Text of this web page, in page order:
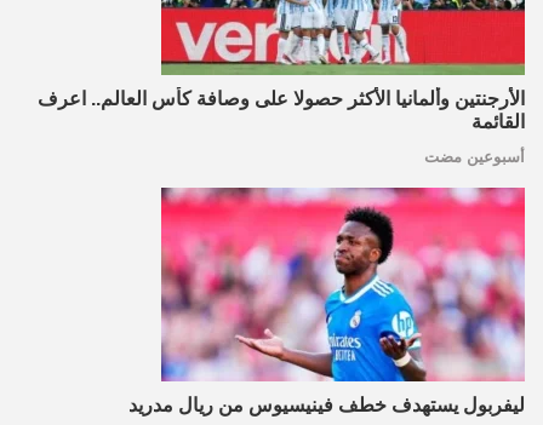
الأرجنتين وألمانيا الأكثر حصولا على وصافة كأس العالم.. اعرف
القائمة
أسبوعين مضت
ليفربول يستهدف خطف فينيسيوس من ريال مدريد